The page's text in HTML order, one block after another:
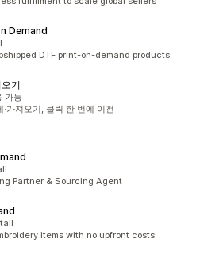
Demand
DTF print-on-demand products
기
가능
가져오기, 클릭 한 번에 이전
Partner & Sourcing Agent
items with no upfront costs